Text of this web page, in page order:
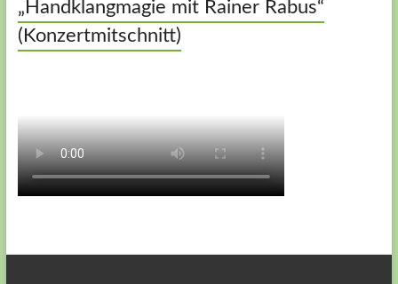
„Handklangmagie mit Rainer Rabus“
(Konzertmitschnitt)